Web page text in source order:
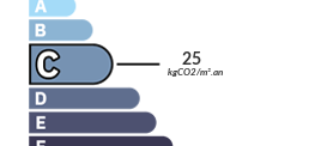
25
kgCO2/m².an